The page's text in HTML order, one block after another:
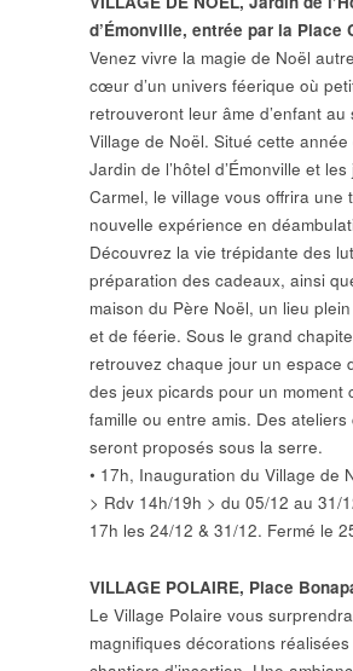
d’Émonville, entrée par la Place
Venez vivre la magie de Noël
cœur d’un univers féerique où
retrouveront leur âme d’enfant au
Village de Noël. Situé cette année
Jardin de l’hôtel d’Émonville et
Carmel, le village vous offrira une
nouvelle expérience en
Découvrez la vie trépidante des
préparation des cadeaux, ainsi
maison du Père Noël, un lieu
et de féerie. Sous le grand
retrouvez chaque jour un espace
des jeux picards pour un moment
famille ou entre amis. Des ateliers
seront proposés sous la serre.
• 17h, Inauguration du Village de
> Rdv 14h/19h > du 05/12 au 31/
17h les 24/12 & 31/12. Fermé le
VILLAGE POLAIRE, Place
Le Village Polaire vous
magnifiques décorations